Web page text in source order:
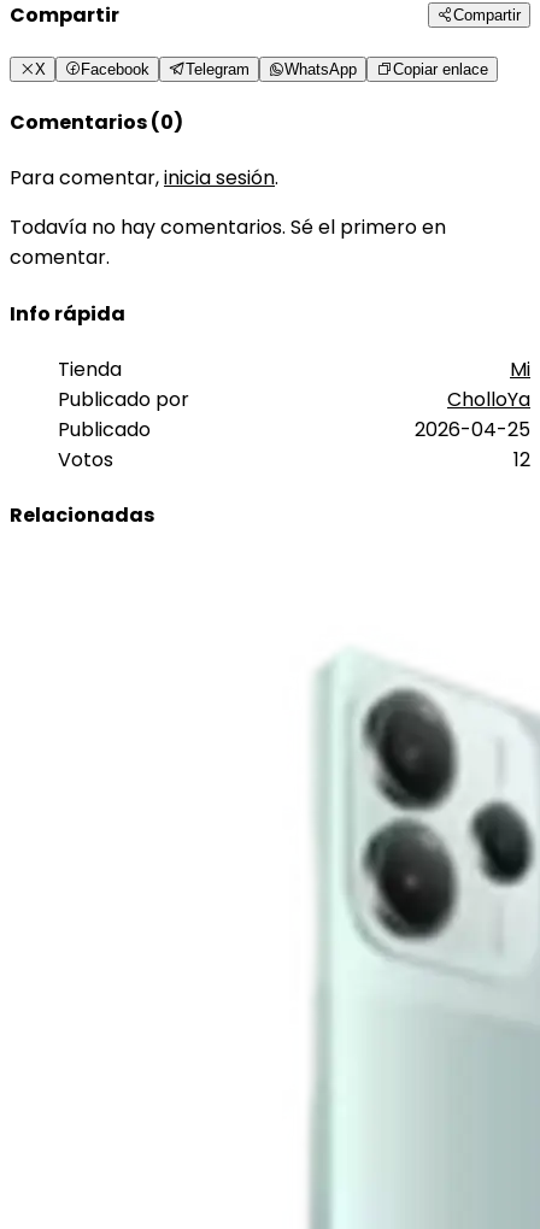
Compartir Compartir
X Facebook Telegram WhatsApp Copiar enlace
Comentarios (0)
Para comentar,inicia sesión.
Todavía no hay comentarios. Sé el primero en
comentar.
Info rápida
Tienda
Mi
Publicado por
CholloYa
Publicado
2026-04-25
Votos
12
Relacionadas